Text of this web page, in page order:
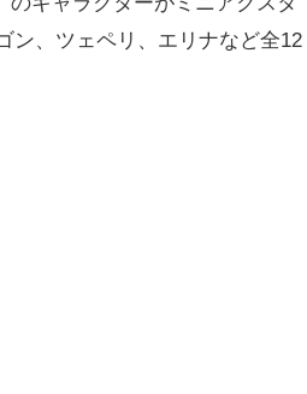
ン、ツェペリ、エリナなど全12